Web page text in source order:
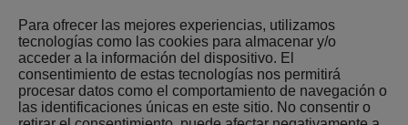
Para ofrecer las mejores experiencias, utilizamos
tecnologías como las cookies para almacenar y/o
acceder a la información del dispositivo. El
consentimiento de estas tecnologías nos permitirá
procesar datos como el comportamiento de navegación o
las identificaciones únicas en este sitio. No consentir o
Últimas Novedades
Mejores ofertas de la semana